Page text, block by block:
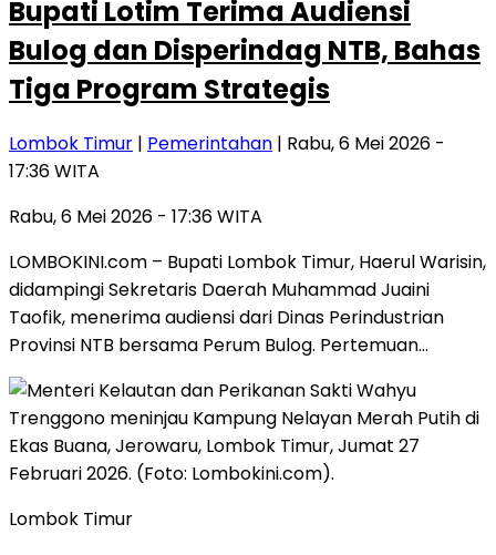
Bupati Lotim Terima Audiensi
Bulog dan Disperindag NTB, Bahas
Tiga Program Strategis
Lombok Timur | Pemerintahan | Rabu, 6 Mei 2026 -
17:36 WITA
Rabu, 6 Mei 2026 - 17:36 WITA
LOMBOKINI.com – Bupati Lombok Timur, Haerul Warisin,
didampingi Sekretaris Daerah Muhammad Juaini
Taofik, menerima audiensi dari Dinas Perindustrian
Provinsi NTB bersama Perum Bulog. Pertemuan…
Lombok Timur